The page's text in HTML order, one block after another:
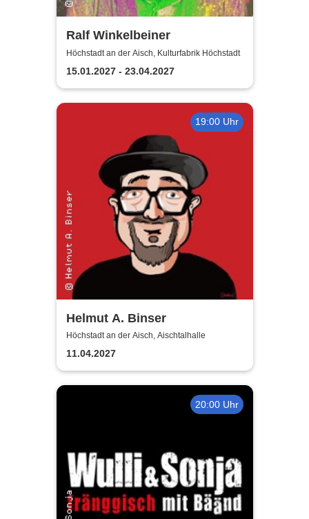
Ralf Winkelbeiner
Höchstadt an der Aisch, Kulturfabrik Höchstadt
15.01.2027 - 23.04.2027
19:00 Uhr
Helmut A. Binser
Höchstadt an der Aisch, Aischtalhalle
11.04.2027
20:00 Uhr